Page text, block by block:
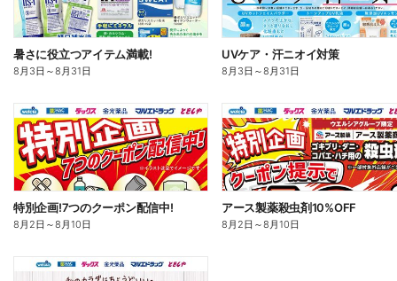
暑さに役立つアイテム満載!
8月3日 ～8月31日
UVケア・汗ニオイ対策
8月3日 ～8月31日
特別企画!7つのクーポン配信中!
8月2日 ～8月10日
アース製薬殺虫剤10%OFF
8月2日 ～8月10日